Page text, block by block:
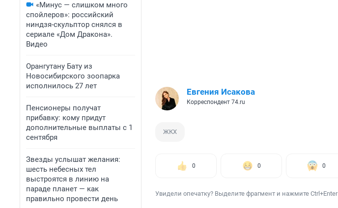
«Минус — слишком много
спойлеров»: российский
ниндзя-скульптор снялся в
сериале «Дом Дракона».
Видео
Орангутану Бату из
Новосибирского зоопарка
исполнилось 27 лет
Пенсионеры получат
прибавку: кому придут
дополнительные выплаты с 1
сентября
Звезды услышат желания:
шесть небесных тел
выстроятся в линию на
параде планет — как
правильно провести день
Евгения Исакова
Корреспондент 74.ru
ЖКХ
0 0 0
Увидели опечатку? Выделите фрагмент и нажмите Ctrl+Enter